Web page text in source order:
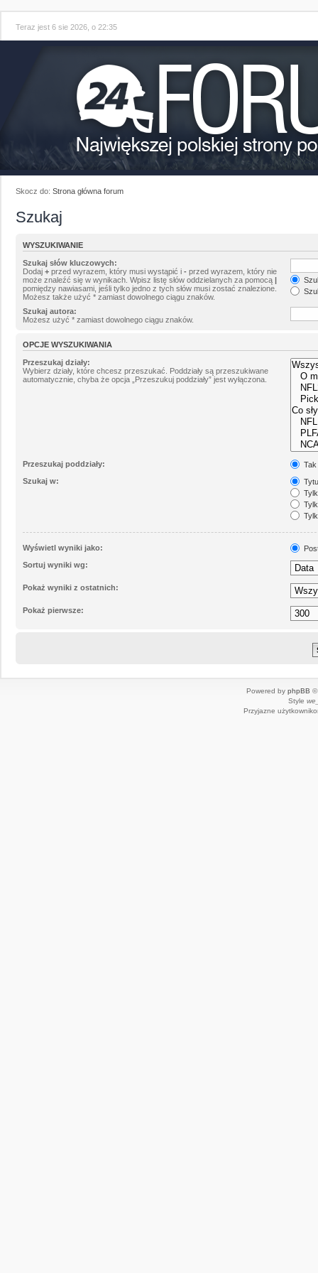
Teraz jest 6 sie 2026, o 22:35
Skocz do: Strona główna forum
Szukaj
WYSZUKIWANIE
Szukaj słów kluczowych:
Dodaj + przed wyrazem, który musi wystąpić i - przed wyrazem, który nie
może znaleźć się w wynikach. Wpisz listę słów oddzielanych za pomocą |
pomiędzy nawiasami, jeśli tylko jedno z tych słów musi zostać znalezione.
Możesz także użyć * zamiast dowolnego ciągu znaków.
Szukaj autora:
Możesz użyć * zamiast dowolnego ciągu znaków.
OPCJE WYSZUKIWANIA
Przeszukaj działy:
Wybierz działy, które chcesz przeszukać. Poddziały są przeszukiwane
automatycznie, chyba że opcja „Przeszukuj poddziały” jest wyłączona.
Przeszukaj poddziały:
Tak
Szukaj w:
Wyświetl wyniki jako:
Sortuj wyniki wg:
Pokaż wyniki z ostatnich:
Pokaż pierwsze:
Powered by phpBB ©
Style
Przyjazne